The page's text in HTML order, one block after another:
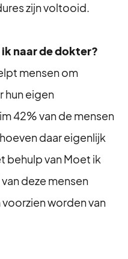
zijn voltooid.
naar de dokter?
mensen om
hun eigen
42% van de mensen
daar eigenlijk
behulp van Moet ik
deze mensen
worden van